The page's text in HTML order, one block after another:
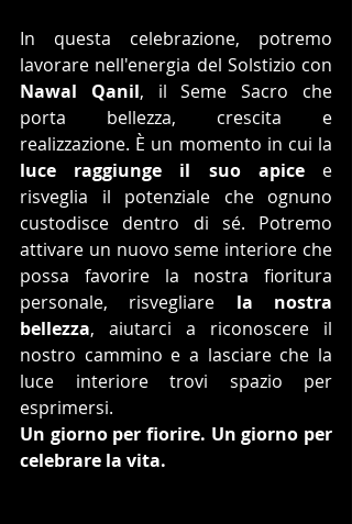
In questa celebrazione, potremo
Nawal Qanil, il Seme Sacro che
porta bellezza, crescita e
luce raggiunge il suo apice e
risveglia il potenziale che ognuno
custodisce dentro di sé. Potremo
attivare un nuovo seme interiore che
personale, risvegliare la nostra
bellezza, aiutarci a riconoscere il
nostro cammino e a lasciare che la
luce interiore trovi spazio per
esprimersi.
Un giorno per fiorire. Un giorno per
celebrare la vita.